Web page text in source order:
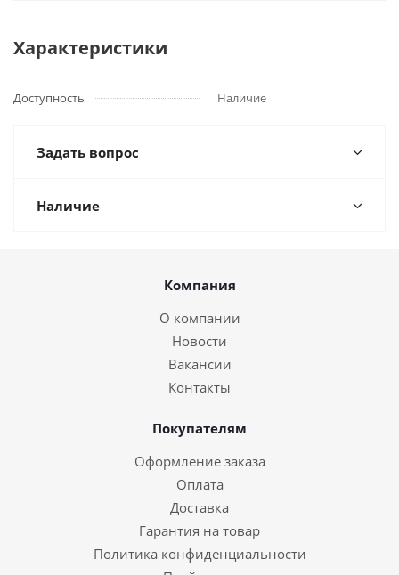
Характеристики
Доступность Наличие
Задать вопрос
Наличие
Компания
О компании
Новости
Вакансии
Контакты
Покупателям
Оформление заказа
Оплата
Доставка
Гарантия на товар
Политика конфиденциальности